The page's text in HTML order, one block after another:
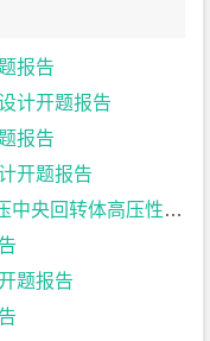
报告
计开题报告
报告
开题报告
参数测控系统的设计开题报告
题报告